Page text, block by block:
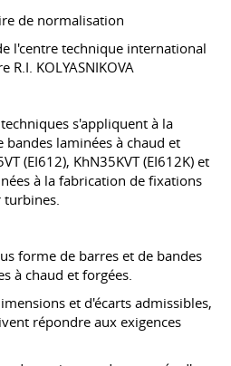
de normalisation
l'centre technique international
KOLYASNIKOVA
s'appliquent à la
laminées à chaud et
(EI612), KhN35KVT (EI612K) et
à la fabrication de fixations
turbines.
forme de barres et de bandes
à chaud et forgées.
et d'écarts admissibles,
répondre aux exigences